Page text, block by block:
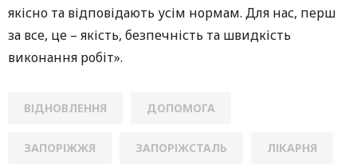
якісно та відповідають усім нормам. Для нас, перш
за все, це – якість, безпечність та швидкість
виконання робіт».
ВІДНОВЛЕННЯ ДОПОМОГА
ЗАПОРІЖЖЯ ЗАПОРІЖСТАЛЬ ЛІКАРНЯ